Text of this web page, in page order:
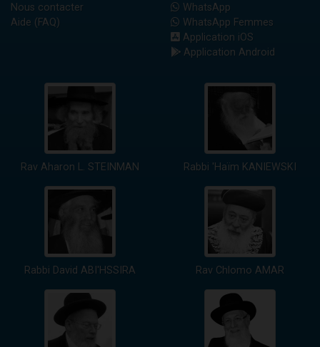
Nous contacter
Aide (FAQ)
WhatsApp
WhatsApp Femmes
Application iOS
Application Android
Rav Aharon L. STEINMAN Rabbi 'Haïm KANIEWSKI
Rabbi David ABI'HSSIRA Rav Chlomo AMAR